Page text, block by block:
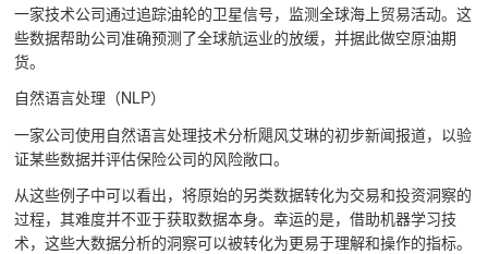
一家技术公司通过追踪油轮的卫星信号，监测全球海上贸易活动。这
些数据帮助公司准确预测了全球航运业的放缓，并据此做空原油期
货。
自然语言处理（NLP）
一家公司使用自然语言处理技术分析飓风艾琳的初步新闻报道，以验
证某些数据并评估保险公司的风险敞口。
从这些例子中可以看出，将原始的另类数据转化为交易和投资洞察的
过程，其难度并不亚于获取数据本身。幸运的是，借助机器学习技
术，这些大数据分析的洞察可以被转化为更易于理解和操作的指标。